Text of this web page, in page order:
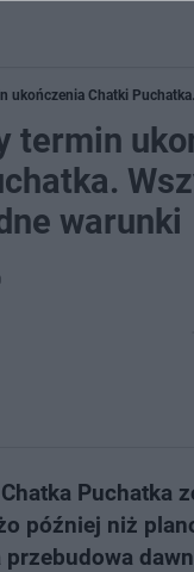
ukończenia Chatki
termin
warunki
Puchatka
później niż